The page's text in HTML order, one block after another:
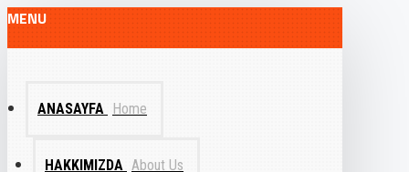
MENU
ANASAYFA Home
HAKKIMIZDA About Us